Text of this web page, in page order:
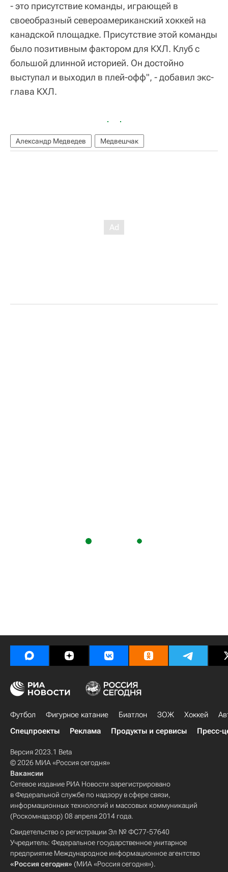
- это присутствие команды, играющей в
своеобразный североамериканский хоккей на
канадской площадке. Присутствие этой команды
было позитивным фактором для КХЛ. Клуб с
большой длинной историей. Он достойно
выступал и выходил в плей-офф", - добавил экс-
глава КХЛ.
Александр Медведев Медвешчак
Футбол Фигурное катание Биатлон ЗОЖ Хоккей
Спецпроекты
Реклама Продукты и сервисы Пресс-
Версия 2023.1 Beta
© 2026 МИА «Россия сегодня»
Вакансии
Сетевое издание РИА Новости зарегистрировано
в Федеральной службе по надзору в сфере связи,
информационных технологий и массовых коммуникаций
(Роскомнадзор) 08 апреля 2014 года.
Свидетельство о регистрации Эл № ФС77-57640
Учредитель: Федеральное государственное унитарное
предприятие Международное информационное агентство
«Россия сегодня» (МИА «Россия сегодня»).